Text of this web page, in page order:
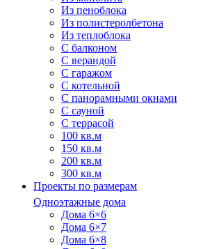
Из пеноблока
Из полистеролбетона
Из теплоблока
С балконом
С верандой
С гаражом
С котельной
С панорамными окнами
С сауной
С террасой
100 кв.м
150 кв.м
200 кв.м
300 кв.м
Проекты по размерам
Одноэтажные дома
Дома 6×6
Дома 6×7
Дома 6×8